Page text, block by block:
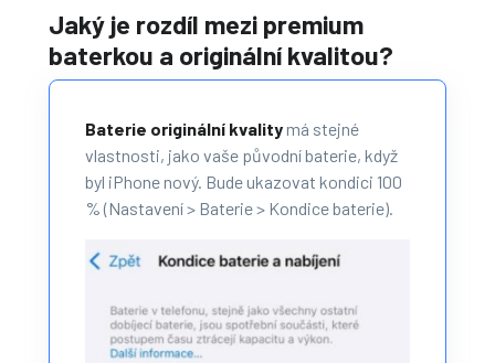
Jaký je rozdíl mezi premium
baterkou a originální kvalitou?
Baterie originální kvalitymá stejné
vlastnosti, jako vaše původní baterie, když
byl iPhone nový. Bude ukazovat kondici 100
% (Nastavení > Baterie > Kondice baterie).